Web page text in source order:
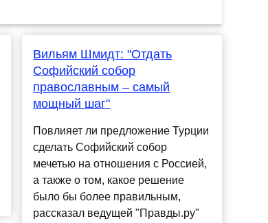
Вильям Шмидт: "Отдать
Софийский собор
православным – самый
мощный шаг"
Повлияет ли предложение Турции
сделать Софийский собор
мечетью на отношения с Россией,
а также о том, какое решение
было бы более правильным,
рассказал ведущей "Правды.ру"